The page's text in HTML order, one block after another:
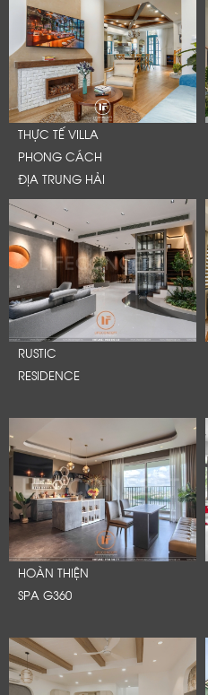
THỰC TẾ VILLA
PHONG CÁCH
ĐỊA TRUNG HẢI
RUSTIC
RESIDENCE
HOÀN THIỆN
SPA G360